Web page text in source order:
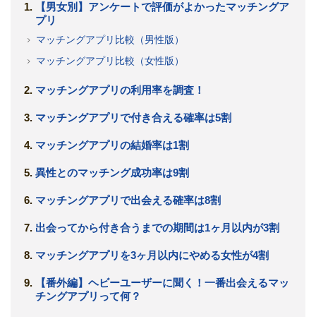
【男女別】アンケートで評価がよかったマッチングア
プリ
マッチングアプリ比較（男性版）
マッチングアプリ比較（女性版）
マッチングアプリの利用率を調査！
マッチングアプリで付き合える確率は5割
マッチングアプリの結婚率は1割
異性とのマッチング成功率は9割
マッチングアプリで出会える確率は8割
出会ってから付き合うまでの期間は1ヶ月以内が3割
マッチングアプリを3ヶ月以内にやめる女性が4割
【番外編】ヘビーユーザーに聞く！一番出会えるマッ
チングアプリって何？